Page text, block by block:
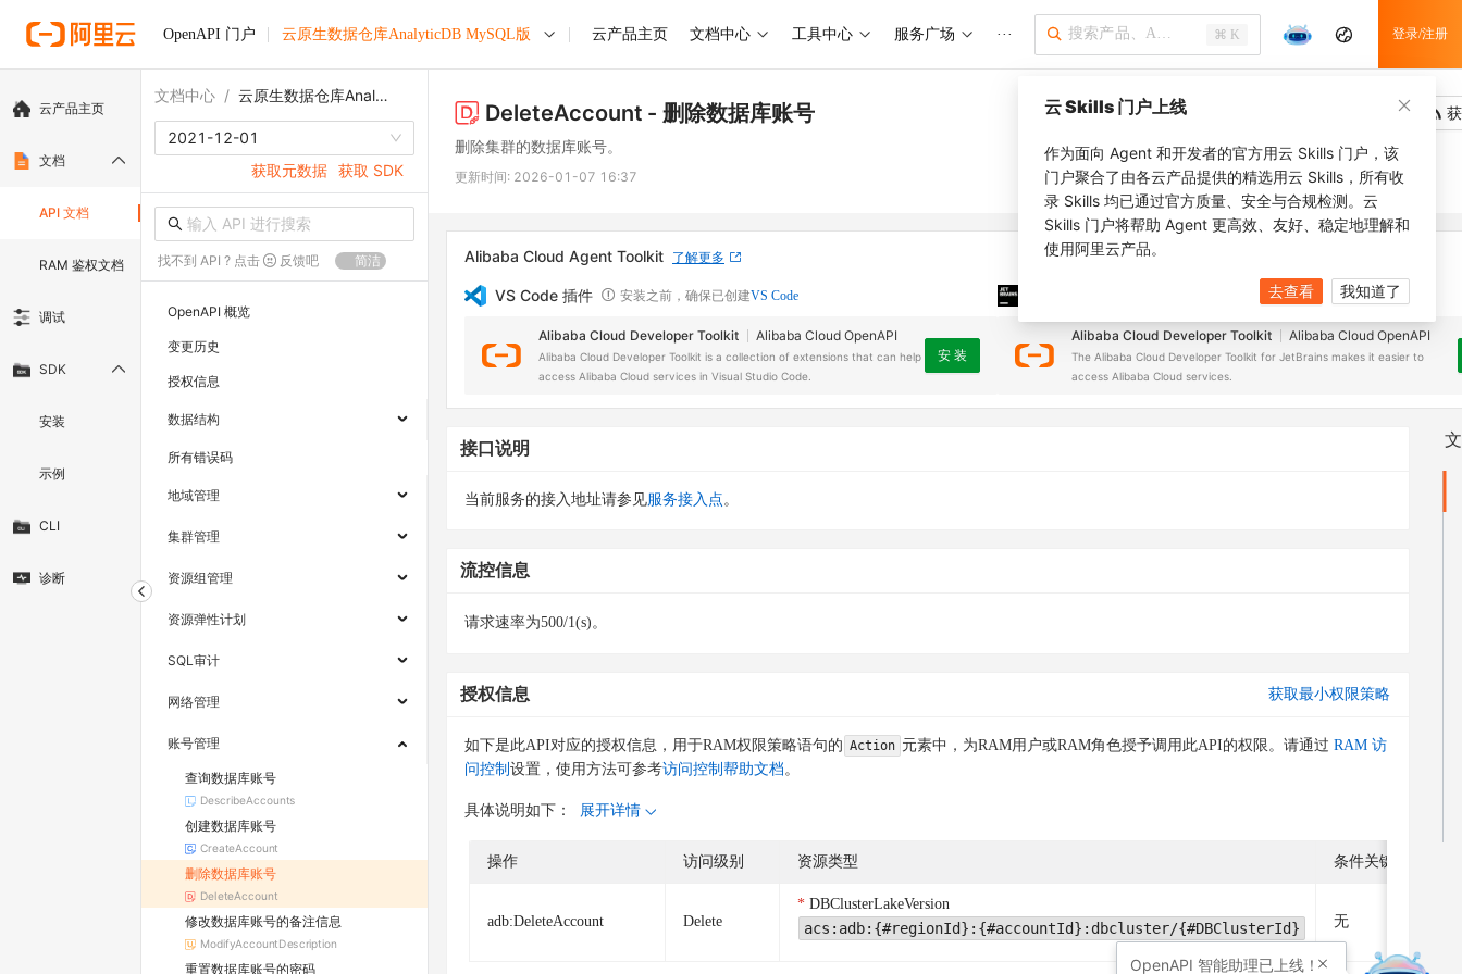
OpenAPI 门户 云原生数据仓库AnalyticDB MySQL版 云产品主页 文档中心 工具中心 服务广场 ··· ⌘ K 登录/注册
云产品主页
文档
API 文档
RAM 鉴权文档
调试
SDK
安装
示例
CLI
诊断
文档中心 / 云原生数据仓库AnalyticDB MySQL版
2021-12-01
获取元数据 获取 SDK
找不到 API ? 点击 反馈吧 简洁
OpenAPI 概览
变更历史
授权信息
数据结构
所有错误码
地域管理
集群管理
资源组管理
资源弹性计划
SQL审计
网络管理
账号管理
查询数据库账号
DescribeAccounts
创建数据库账号
CreateAccount
删除数据库账号
DeleteAccount
修改数据库账号的备注信息
ModifyAccountDescription
重置数据库账号的密码
DeleteAccount - 删除数据库账号
删除集群的数据库账号。
更新时间: 2026-01-07 16:37
Alibaba Cloud Agent Toolkit 了解更多
VS Code 插件 安装之前，确保已创建VS Code
Alibaba Cloud Developer Toolkit Alibaba Cloud OpenAPI
Alibaba Cloud Developer Toolkit is a collection of extensions that can help
access Alibaba Cloud services in Visual Studio Code.
安 装
安装之前，确保已创建JetBrains IDE
Alibaba Cloud Developer Toolkit Alibaba Cloud OpenAPI
The Alibaba Cloud Developer Toolkit for JetBrains makes it easier to
access Alibaba Cloud services.
接口说明
当前服务的接入地址请参见服务接入点。
流控信息
请求速率为500/1(s)。
授权信息 获取最小权限策略
如下是此API对应的授权信息，用于RAM权限策略语句的 Action 元素中，为RAM用户或RAM角色授予调用此API的权限。请通过 RAM 访
问控制 设置，使用方法可参考访问控制帮助文档。
具体说明如下： 展开详情
操作 访问级别 资源类型 条件关键字
adb:DeleteAccount Delete
DBClusterLakeVersion
acs:adb:{#regionId}:{#accountId}:dbcluster/{#DBClusterId} 无
云 Skills 门户上线
作为面向 Agent 和开发者的官方用云 Skills 门户，该
门户聚合了由各云产品提供的精选用云 Skills，所有收
录 Skills 均已通过官方质量、安全与合规检测。云
Skills 门户将帮助 Agent 更高效、友好、稳定地理解和
使用阿里云产品。
去查看 我知道了
OpenAPI 智能助理已上线！